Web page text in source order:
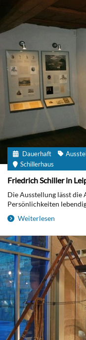
Dauerhaft
Schillerhaus
Friedrich Schiller in
Die Ausstellung lässt die
Persönlichkeiten
Weiterlesen